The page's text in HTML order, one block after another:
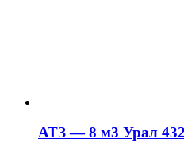
АТЗ — 8 м3 Урал